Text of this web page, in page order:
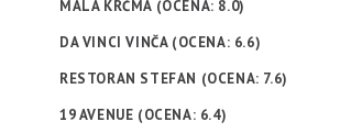
MALA KRČMA (OCENA: 8.0)
DA VINCI VINČA (OCENA: 6.6)
RESTORAN STEFAN (OCENA: 7.6)
19 AVENUE (OCENA: 6.4)